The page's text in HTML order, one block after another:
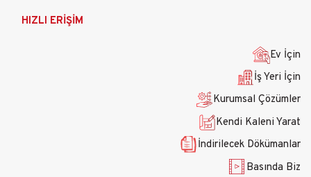
AnaHIZLI ERİŞİM
Ev İçin
İş Yeri İçin
Kurumsal Çözümler
Kendi Kaleni Yarat
İndirilecek Dökümanlar
Basında Biz